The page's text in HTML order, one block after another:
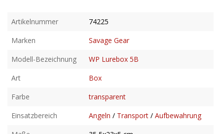
Artikelnummer
74225
Marken
Savage Gear
Modell-Bezeichnung
WP Lurebox 5B
Art
Box
Farbe
transparent
Einsatzbereich
Angeln / Transport / Aufbewahrung